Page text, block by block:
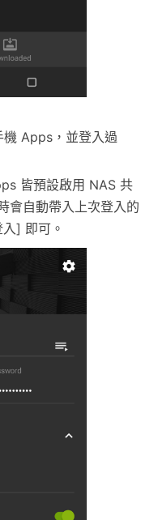
機 Apps，並登入過
皆預設啟用 NAS 共
會自動帶入上次登入的
] 即可。